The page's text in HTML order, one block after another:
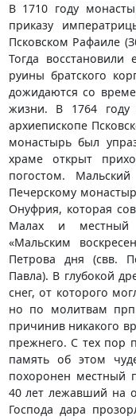
В 1710 году
приказу
Псковском Рафаиле
Тогда
руины братского
дожидаются со
жизни. В 1764 году
архиепископе
монастырь был
храме открыт
погостом.
Печерскому
Онуфрия, которая
Малах и местный
«Мальским
Петрова дня (свв.
Павла). В глубокой
снег, от которого
но по молитвам
причинив никакого
прежнего. С тех пор
память об этом
похоронен местный
40 лет лежавший на
Господа дара